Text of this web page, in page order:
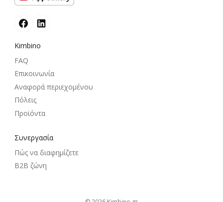
Kimbino
FAQ
Επικοινωνία
Αναφορά περιεχομένου
Πόλεις
Προϊόντα
Συνεργασία
Πώς να διαφημίζετε
B2B ζώνη